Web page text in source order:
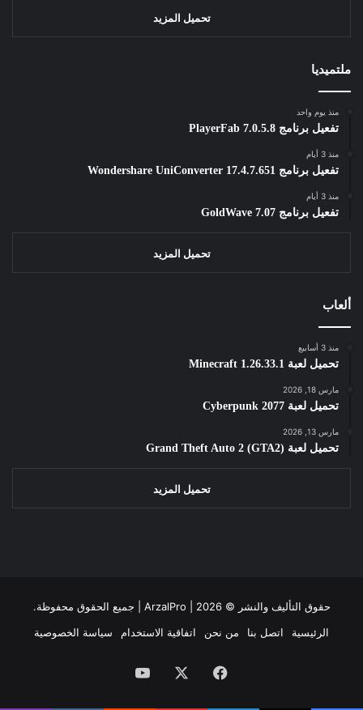
تحميل المزيد
ملتميديا
منذ يوم واحد
تفعيل برنامج PlayerFab 7.0.5.8
منذ 3 أيام
تفعيل برنامج Wondershare UniConverter 17.4.7.651
منذ 3 أيام
تفعيل برنامج GoldWave 7.07
تحميل المزيد
ألعاب
منذ 3 أسابيع
تحميل لعبة Minecraft 1.26.33.1
مارس 18, 2026
تحميل لعبة Cyberpunk 2077
مارس 13, 2026
تحميل لعبة Grand Theft Auto 2 (GTA2)
تحميل المزيد
حقوق التأليف والنشر © ArzalPro | 2026 | جميع الحقوق محفوظة.
الرئيسية
اتصل بنا من نحن اتفاقية الاستخدام سياسة الخصوصية
فيسبوك ‫YouTube